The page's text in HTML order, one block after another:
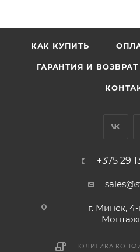
КАК КУПИТЬ
ГАРАНТИЯ И ВОЗВРАТ
+375 29
г. Минск,
ПОЛИТИКА